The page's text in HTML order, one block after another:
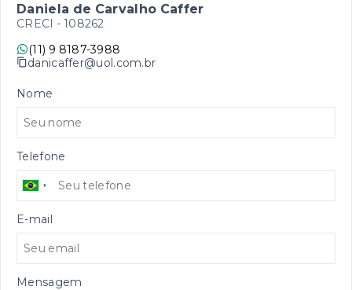
Daniela de Carvalho Caffer
CRECI - 108262
(11) 9 8187-3988
danicaffer@uol.com.br
Nome
Telefone
E-mail
Mensagem